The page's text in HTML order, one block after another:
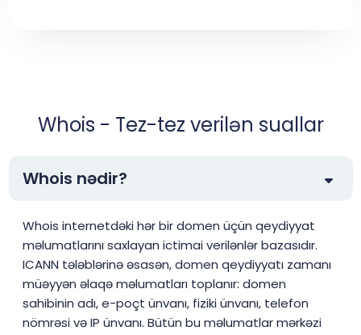
Whois - Tez-tez verilən suallar
Whois nədir?
Whois internetdəki hər bir domen üçün qeydiyyat
məlumatlarını saxlayan ictimai verilənlər bazasıdır.
ICANN tələblərinə əsasən, domen qeydiyyatı zamanı
müəyyən əlaqə məlumatları toplanır: domen
sahibinin adı, e-poçt ünvanı, fiziki ünvanı, telefon
nömrəsi və IP ünvanı. Bütün bu məlumatlar mərkəzi